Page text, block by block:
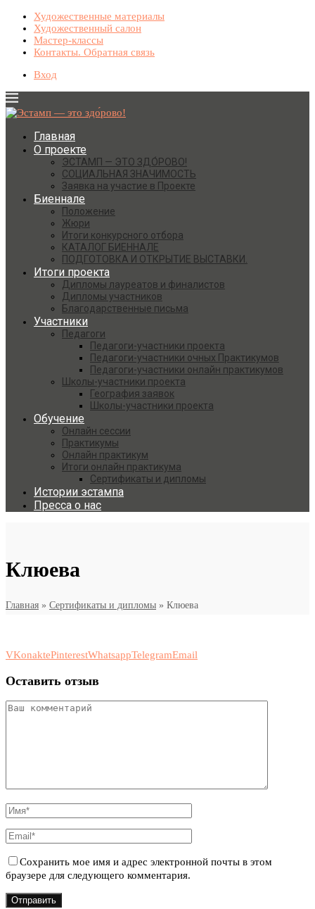
Художественные материалы
Художественный салон
Мастер-классы
Контакты. Обратная связь
Вход
Главная
О проекте
ЭСТАМП — ЭТО ЗДО́РОВО!
СОЦИАЛЬНАЯ ЗНАЧИМОСТЬ
Заявка на участие в Проекте
Биеннале
Положение
Жюри
Итоги конкурсного отбора
КАТАЛОГ БИЕННАЛЕ
ПОДГОТОВКА И ОТКРЫТИЕ ВЫСТАВКИ.
Итоги проекта
Дипломы лауреатов и финалистов
Дипломы участников
Благодарственные письма
Участники
Педагоги
Педагоги-участники проекта
Педагоги-участники очных Практикумов
Педагоги-участники онлайн практикумов
Школы-участники проекта
География заявок
Школы-участники проекта
Обучение
Онлайн сессии
Практикумы
Онлайн практикум
Итоги онлайн практикума
Сертификаты и дипломы
Истории эстампа
Пресса о нас
Клюева
Главная » Сертификаты и дипломы » Клюева
VKonaktePinterestWhatsappTelegramEmail
Оставить отзыв
Сохранить мое имя и адрес электронной почты в этом
браузере для следующего комментария.